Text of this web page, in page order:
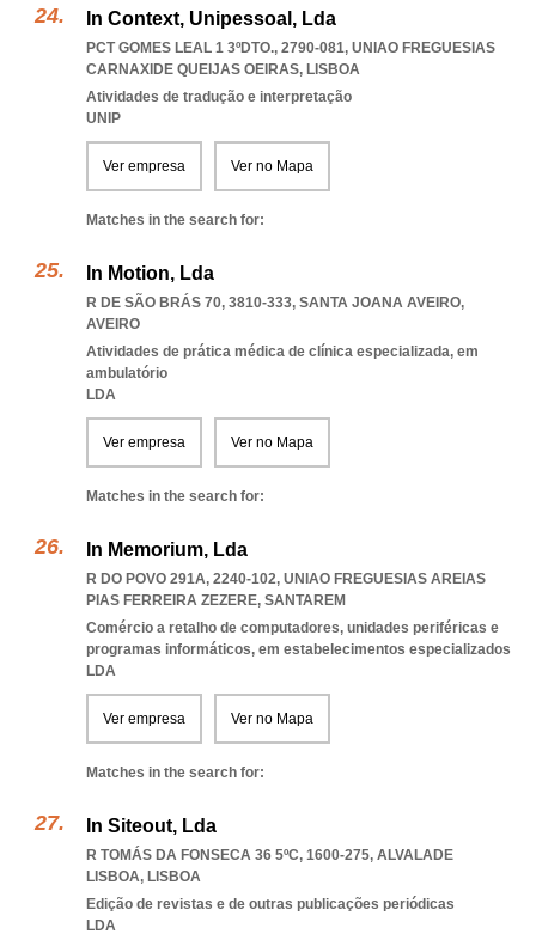
In Context, Unipessoal, Lda
PCT GOMES LEAL 1 3ºDTO., 2790-081, UNIAO FREGUESIAS
CARNAXIDE QUEIJAS OEIRAS, LISBOA
Atividades de tradução e interpretação
UNIP
Ver empresa Ver no Mapa
Matches in the search for:
In Motion, Lda
R DE SÃO BRÁS 70, 3810-333, SANTA JOANA AVEIRO,
AVEIRO
Atividades de prática médica de clínica especializada, em
ambulatório
LDA
Ver empresa Ver no Mapa
Matches in the search for:
In Memorium, Lda
R DO POVO 291A, 2240-102, UNIAO FREGUESIAS AREIAS
PIAS FERREIRA ZEZERE, SANTAREM
Comércio a retalho de computadores, unidades periféricas e
programas informáticos, em estabelecimentos especializados
LDA
Ver empresa Ver no Mapa
Matches in the search for:
In Siteout, Lda
R TOMÁS DA FONSECA 36 5ºC, 1600-275, ALVALADE
LISBOA, LISBOA
Edição de revistas e de outras publicações periódicas
LDA